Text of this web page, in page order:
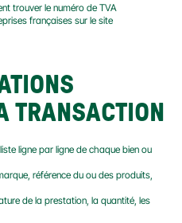
trouver le numéro de TVA
françaises sur le site
TRANSACTION
ligne par ligne de chaque bien ou
référence du ou des produits,
de la prestation, la quantité, les